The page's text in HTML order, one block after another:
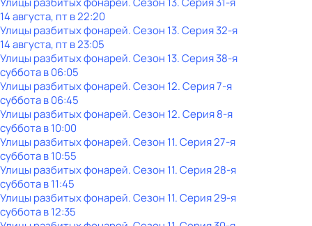
14 августа, пт в 22:20
Улицы разбитых фонарей. Сезон 13. Серия 32-я
14 августа, пт в 23:05
Улицы разбитых фонарей. Сезон 13. Серия 38-я
субботав06:05
Улицы разбитых фонарей. Сезон 12. Серия 7-я
субботав06:45
Улицы разбитых фонарей. Сезон 12. Серия 8-я
субботав10:00
Улицы разбитых фонарей. Сезон 11. Серия 27-я
субботав10:55
Улицы разбитых фонарей. Сезон 11. Серия 28-я
субботав11:45
Улицы разбитых фонарей. Сезон 11. Серия 29-я
субботав12:35